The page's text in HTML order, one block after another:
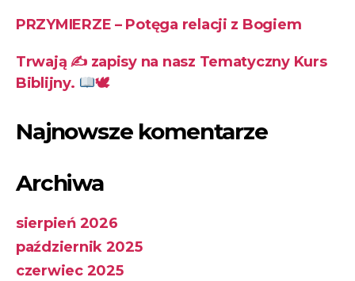
PRZYMIERZE – Potęga relacji z Bogiem
Trwają ✍zapisy na nasz Tematyczny Kurs
Biblijny.
🕊
Najnowsze komentarze
Archiwa
sierpień 2026
październik 2025
czerwiec 2025